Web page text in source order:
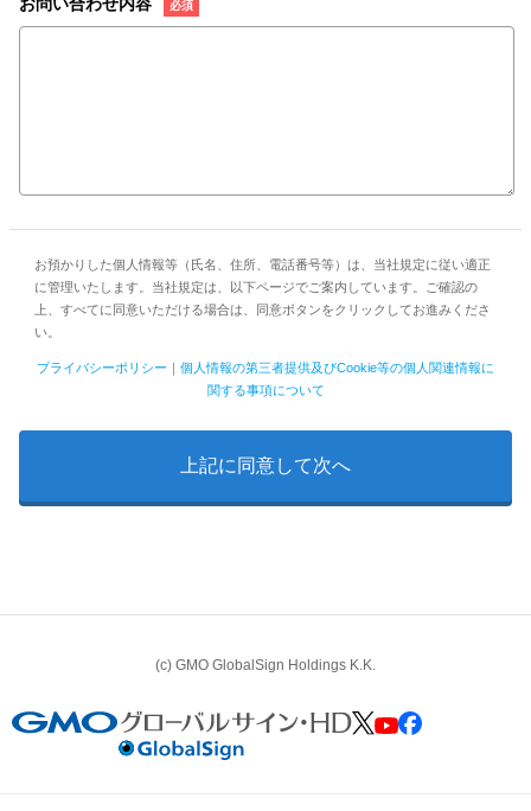
お預かりした個人情報等（氏名、住所、電話番号等）は、当社規定に従い適正
に管理いたします。当社規定は、以下ページでご案内しています。ご確認の
上、すべてに同意いただける場合は、同意ボタンをクリックしてお進みくださ
い。
プライバシーポリシー
個人情報の第三者提供及びCookie等の個人関連情報に
関する事項について
(c) GMO GlobalSign Holdings K.K.